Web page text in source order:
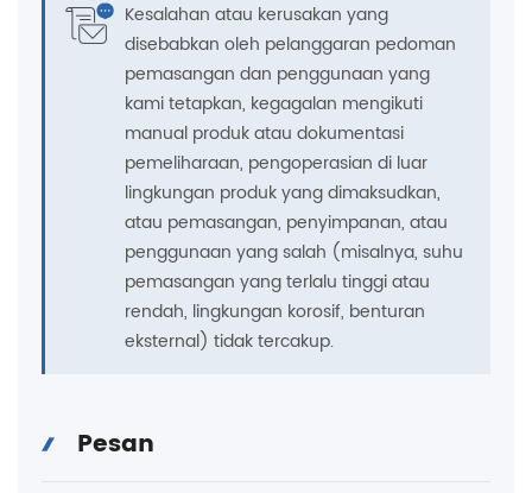
Kesalahan atau kerusakan yang
disebabkan oleh pelanggaran pedoman
pemasangan dan penggunaan yang
kami tetapkan, kegagalan mengikuti
manual produk atau dokumentasi
pemeliharaan, pengoperasian di luar
lingkungan produk yang dimaksudkan,
atau pemasangan, penyimpanan, atau
penggunaan yang salah (misalnya, suhu
pemasangan yang terlalu tinggi atau
rendah, lingkungan korosif, benturan
eksternal) tidak tercakup.
Pesan